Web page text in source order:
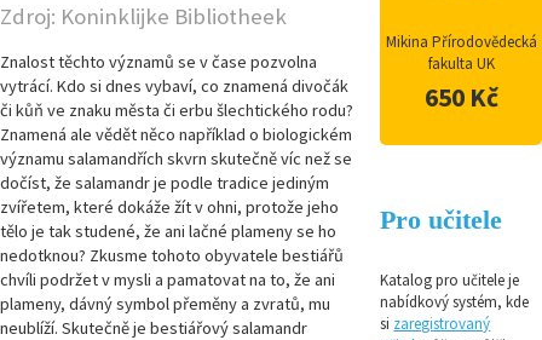
Zdroj: Koninklijke Bibliotheek
Znalost těchto významů se v čase pozvolna
vytrácí. Kdo si dnes vybaví, co znamená divočák
či kůň ve znaku města či erbu šlechtického rodu?
Znamená ale vědět něco například o biologickém
významu salamandřích skvrn skutečně víc než se
dočíst, že salamandr je podle tradice jediným
zvířetem, které dokáže žít v ohni, protože jeho
tělo je tak studené, že ani lačné plameny se ho
nedotknou? Zkusme tohoto obyvatele bestiářů
chvíli podržet v mysli a pamatovat na to, že ani
plameny, dávný symbol přeměny a zvratů, mu
neublíží. Skutečně je bestiářový salamandr
Mikina Přírodovědecká
fakulta UK
650 Kč
Pro učitele
Katalog pro učitele je
nabídkový systém, kde
si zaregistrovaný